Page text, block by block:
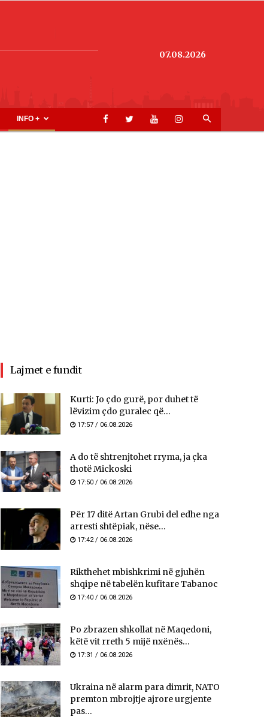
07.08.2026
INFO +
Lajmet e fundit
Kurti: Jo çdo gurë, por duhet të
lëvizim çdo guralec që...
17:57 / 06.08.2026
A do të shtrenjtohet rryma, ja çka
thotë Mickoski
17:50 / 06.08.2026
Për 17 ditë Artan Grubi del edhe nga
arresti shtëpiak, nëse...
17:42 / 06.08.2026
Rikthehet mbishkrimi në gjuhën
shqipe në tabelën kufitare Tabanoc
17:40 / 06.08.2026
Po zbrazen shkollat në Maqedoni,
këtë vit rreth 5 mijë nxënës...
17:31 / 06.08.2026
Ukraina në alarm para dimrit, NATO
premton mbrojtje ajrore urgjente
pas...